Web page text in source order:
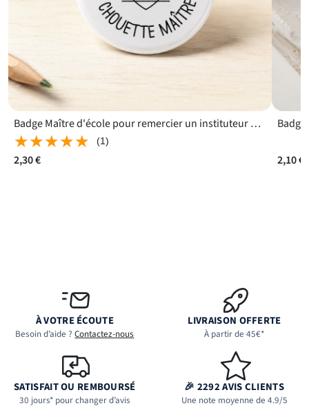
Badge Maître d'école pour remercier un instituteur avec humour
★★★★★
★★★★★ (1)
2,30 € 2,10 €
À VOTRE ÉCOUTE
Besoin d’aide ?Contactez-nous
LIVRAISON OFFERTE
À partir de 45€*
SATISFAIT OU REMBOURSÉ
30 jours* pour changer d’avis
🎉 2292 AVIS CLIENTS
Une note moyenne de 4.9/5